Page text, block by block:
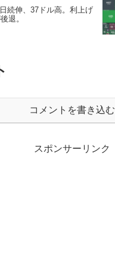
続伸、37ドル高。利上げ
退。
コメントを書き込む
スポンサーリンク